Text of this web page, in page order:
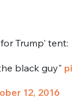
Trump' tent:
black guy"
12, 2016